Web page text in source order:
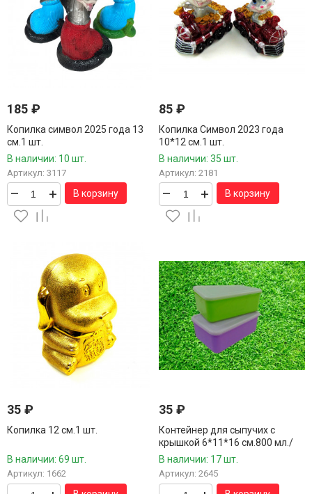
185 ₽
Копилка символ 2025 года 13
см.1 шт.
В наличии: 10 шт.
Артикул: 3117
– + В корзину
85₽
Копилка Символ 2023 года
10*12 см.1 шт.
В наличии: 35 шт.
Артикул: 2181
– + В корзину
35 ₽
Копилка 12 см.1 шт.
В наличии: 69 шт.
Артикул: 1662
35₽
Контейнер для сыпучих с
крышкой 6*11*16 см.800 мл./
Сделано в России/ 1 шт.
В наличии: 17 шт.
Артикул: 2645